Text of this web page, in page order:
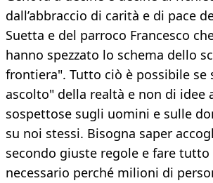
dall’abbraccio di carità e di pace
Suetta e del parroco Francesco
hanno spezzato lo schema dello
frontiera". Tutto ciò è possibile se
ascolto" della realtà e non di idee
sospettose sugli uomini e sulle
su noi stessi. Bisogna saper
secondo giuste regole e fare tutto
necessario perché milioni di